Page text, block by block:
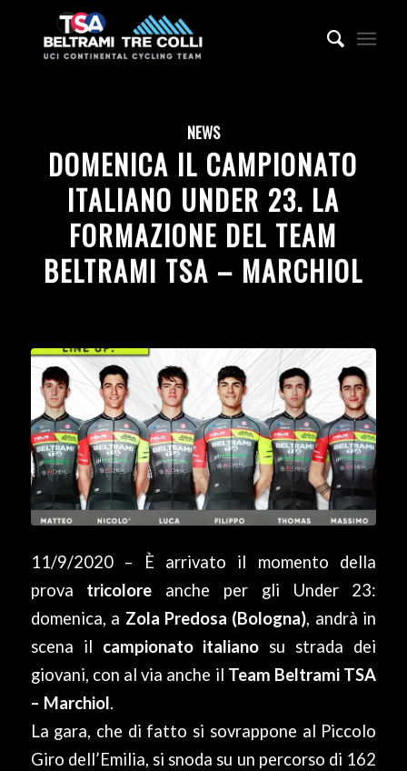
NEWS
DOMENICA IL CAMPIONATO
ITALIANO UNDER 23. LA
FORMAZIONE DEL TEAM
BELTRAMI TSA – MARCHIOL
11/9/2020 – È arrivato il momento della
prova tricolore anche per gli Under 23:
domenica, a Zola Predosa (Bologna), andrà in
scena il campionato italiano su strada dei
giovani, con al via anche il Team Beltrami TSA
– Marchiol.
La gara, che di fatto si sovrappone al Piccolo
Giro dell’Emilia, si snoda su un percorso di 162